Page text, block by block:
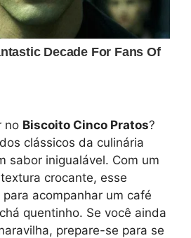
no Biscoito Cinco Pratos?
clássicos da culinária
sabor inigualável. Com um
crocante, esse
acompanhar um café
quentinho. Se você ainda
prepare-se para se